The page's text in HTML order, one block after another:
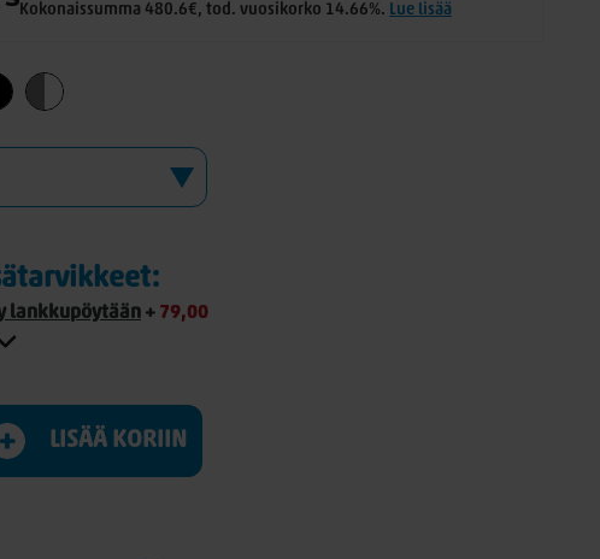
Kokonaissumma 480.6€, tod. vuosikorko 14.66%. Lue lisää
lankkupöytään + 79,00
LISÄÄ KORIIN